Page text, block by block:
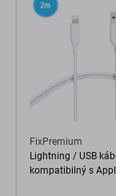
FixPremium
Lightning / USB
kompatibilný s